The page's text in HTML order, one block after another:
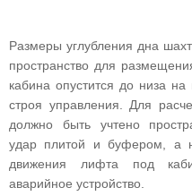
Размеры углубления дна
пространство для
кабина опустится до низа
строя управления. Для
должно быть учтено
удар плитой и буфером, а
движения лифта под
аварийное устройство.